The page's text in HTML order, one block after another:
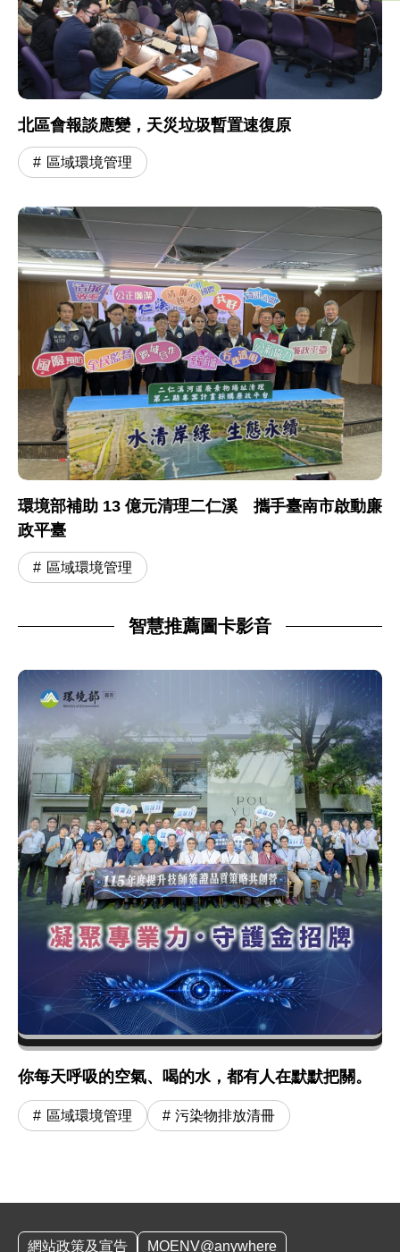
北區會報談應變，天災垃圾暫置速復原
區域環境管理
環境部補助 13 億元清理二仁溪 攜手臺南市啟動廉
政平臺
區域環境管理
智慧推薦圖卡影音
你每天呼吸的空氣、喝的水，都有人在默默把關。
區域環境管理 污染物排放清冊
網站政策及宣告 MOENV@anywhere